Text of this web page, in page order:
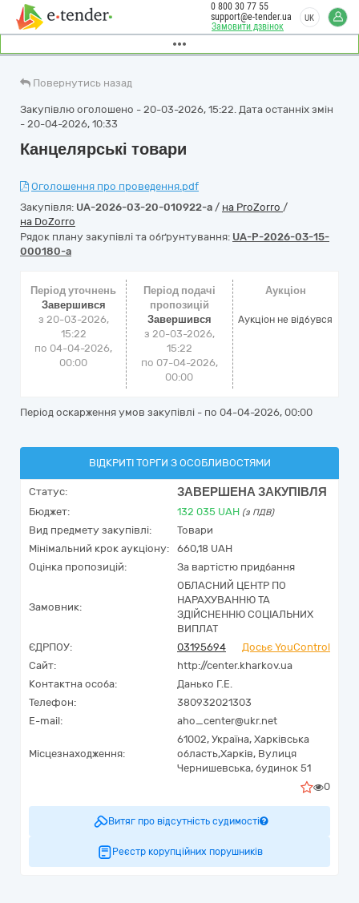
Замовити дзвінок
0 800 30 77 55
support@e-tender.ua
UK
Повернутись назад
Закупівлю оголошено - 20-03-2026, 15:22. Дата останніх змін
- 20-04-2026, 10:33
Канцелярські товари
Оголошення про проведення.pdf
Закупівля: UA-2026-03-20-010922-a / на ProZorro /
на DoZorro
Рядок плану закупівлі та обґрунтування: UA-P-2026-03-15-
000180-a
Період уточнень
Завершився
з 20-03-2026,
15:22
по 04-04-2026,
00:00
Період подачі
пропозицій
Завершився
з 20-03-2026,
15:22
по 07-04-2026,
00:00
Аукціон
Аукціон не відбувся
Період оскарження умов закупівлі - по 04-04-2026, 00:00
ВІДКРИТІ ТОРГИ З ОСОБЛИВОСТЯМИ
Статус: ЗАВЕРШЕНА ЗАКУПІВЛЯ
Бюджет: 132 035 UAH (з ПДВ)
Вид предмету закупівлі:
Товари
Мінімальний крок аукціону:
660,18 UAH
Оцінка пропозицій:
За вартістю придбання
Замовник:
ОБЛАСНИЙ ЦЕНТР ПО
НАРАХУВАННЮ ТА
ЗДІЙСНЕННЮ СОЦІАЛЬНИХ
ВИПЛАТ
ЄДРПОУ:
03195694
Досьє YouControl
Сайт:
http://center.kharkov.ua
Контактна особа:
Данько Г.Е.
Телефон:
380932021303
E-mail:
aho_center@ukr.net
Місцезнаходження:
61002, Україна, Харківська
область,Харків, Вулиця
Чернишевська, будинок 51
0
Витяг про відсутність судимості
Реєстр корупційних порушників